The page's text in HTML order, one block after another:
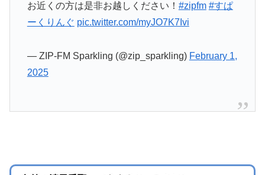
お近くの方は是非お越しください！ #zipfm #すぱ
ーくりんぐ pic.twitter.com/myJO7K7Ivi
— ZIP-FM Sparkling (@zip_sparkling) February 1,
2025